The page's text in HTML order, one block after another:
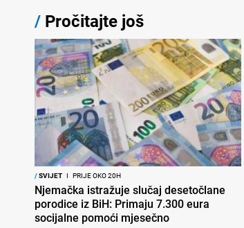
/ Pročitajte još
/SVIJET I PRIJE OKO 20H
Njemačka istražuje slučaj desetočlane
porodice iz BiH: Primaju 7.300 eura
socijalne pomoći mjesečno